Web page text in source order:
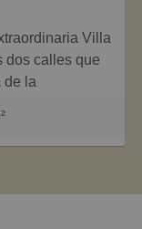
dos calles que
de la
de los
casa con
de su gran
disfrutar de
bajo un